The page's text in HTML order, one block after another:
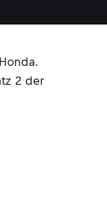
2 der